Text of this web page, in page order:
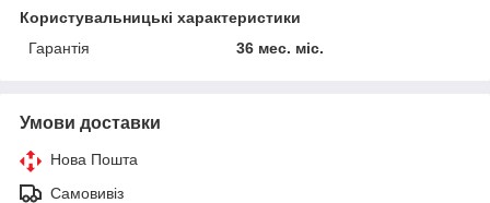
Користувальницькі характеристики
Гарантія
36 мес. міс.
Умови доставки
Нова Пошта
Самовивіз